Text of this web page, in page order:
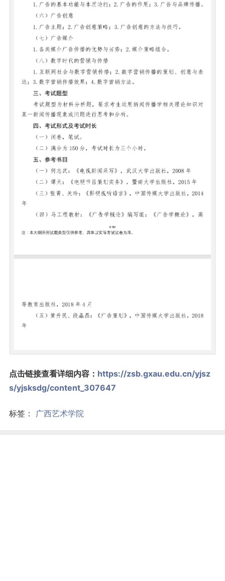
点击链接查看详细内容： https://zsb.gxau.edu.cn/yjsz
s/yjsksdg/content_307647
标签： 广西艺术学院